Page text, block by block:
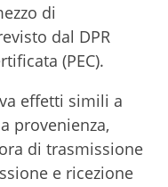
di
dal DPR
(PEC).
effetti simili a
provenienza,
di trasmissione
e ricezione